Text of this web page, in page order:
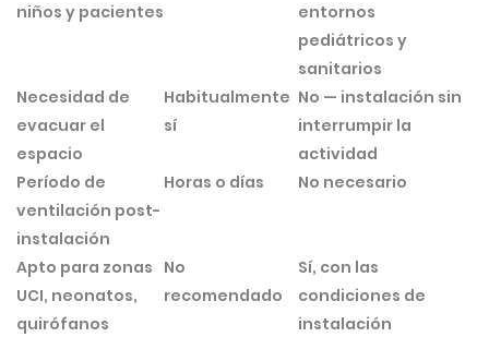
niños y pacientes
entornos
pediátricos y
sanitarios
Necesidad de
evacuar el
espacio
Habitualmente
sí
No — instalación sin
interrumpir la
actividad
Período de
ventilación post-
instalación
Horas o días No necesario
Apto para zonas
UCI, neonatos,
quirófanos
No
recomendado
Sí, con las
condiciones de
instalación